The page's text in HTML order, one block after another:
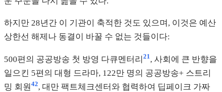
하지만 28년간 이 기관이 축적한 것도 있으며, 이것은 예산
상한선 해제나 동결이 바꿀 수 없는 것들이다:
500편의 공공방송 첫 방영 다큐멘터리 21, 사회에 큰 반향을
일으킨 5편의 대형 드라마, 122만 명의 공공방송+ 스트리
밍 회원 42, 대만 팩트체크센터와 협력하여 딥페이크 가짜